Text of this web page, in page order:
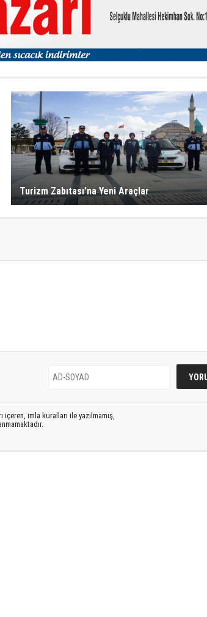
Turizm Zabıtası’na Yeni Araçlar
imla kuralları ile yazılmamış,